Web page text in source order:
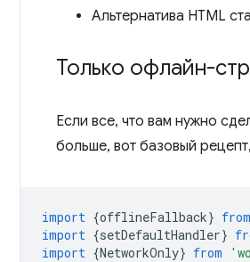
Альтернатива HTML
Только офлайн-
Если все, что вам нужно
больше, вот базовый
import {offlineFallback} from
import {setDefaultHandler}
import {NetworkOnly} from